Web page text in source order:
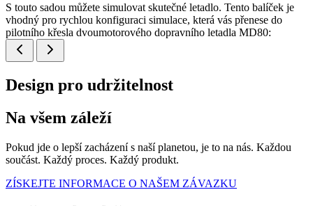
S touto sadou můžete simulovat skutečné letadlo. Tento balíček je
vhodný pro rychlou konfiguraci simulace, která vás přenese do
pilotního křesla dvoumotorového dopravního letadla MD80:
Design pro udržitelnost
Na všem záleží
Pokud jde o lepší zacházení s naší planetou, je to na nás. Každou
součást. Každý proces. Každý produkt.
ZÍSKEJTE INFORMACE O NAŠEM ZÁVAZKU